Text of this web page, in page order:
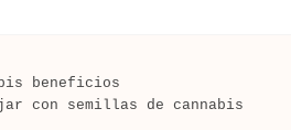
beneficios
con semillas de cannabis